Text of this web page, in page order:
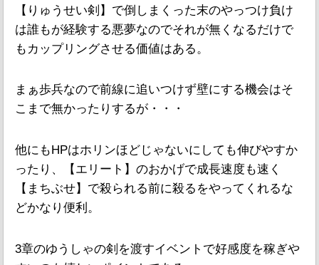
【りゅうせい剣】で倒しまくった末のやっつけ負け
は誰もが経験する悪夢なのでそれが無くなるだけで
もカップリングさせる価値はある。
まぁ歩兵なので前線に追いつけず壁にする機会はそ
こまで無かったりするが・・・
他にもHPはホリンほどじゃないにしても伸びやすか
ったり、【エリート】のおかげで成長速度も速く
【まちぶせ】で殺られる前に殺るをやってくれるな
どかなり便利。
3章のゆうしゃの剣を渡すイベントで好感度を稼ぎや